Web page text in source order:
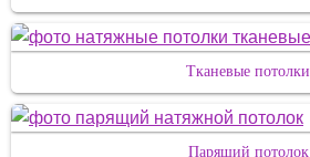
Тканевые потолки
Парящий потолок